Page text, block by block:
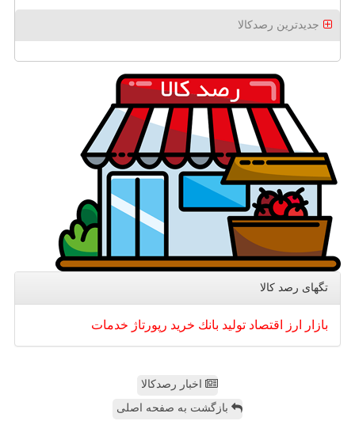
جدیدترین رصدکالا
تگهای رصد كالا
بازار ارز اقتصاد تولید بانك خرید رپورتاژ خدمات
اخبار رصدکالا
بازگشت به صفحه اصلی